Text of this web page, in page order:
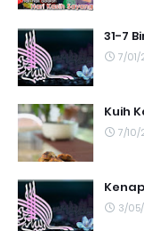
31-7
7/01/
Kuih
7/
3/